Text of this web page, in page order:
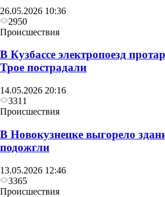
26.05.2026 10:36
2950
Происшествия
В Кузбассе электропоезд
Трое пострадали
14.05.2026 20:16
3311
Происшествия
В Новокузнецке выгорело
подожгли
13.05.2026 12:46
3365
Происшествия